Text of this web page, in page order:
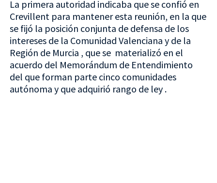
La primera autoridad indicaba que se confió en
Crevillent para mantener esta reunión, en la que
se fijó la posición conjunta de defensa de los
intereses de la Comunidad Valenciana y de la
Región de Murcia , que se materializó en el
acuerdo del Memorándum de Entendimiento
del que forman parte cinco comunidades
autónoma y que adquirió rango de ley .